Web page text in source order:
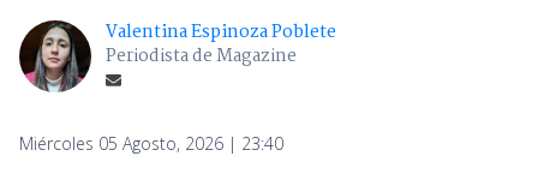
Valentina Espinoza Poblete
Periodista de Magazine
Miércoles 05 Agosto, 2026 | 23:40